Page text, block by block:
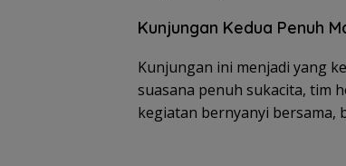
Kunjungan Kedua Penuh
Kunjungan ini menjadi yang
suasana penuh sukacita, tim
kegiatan bernyanyi bersama,